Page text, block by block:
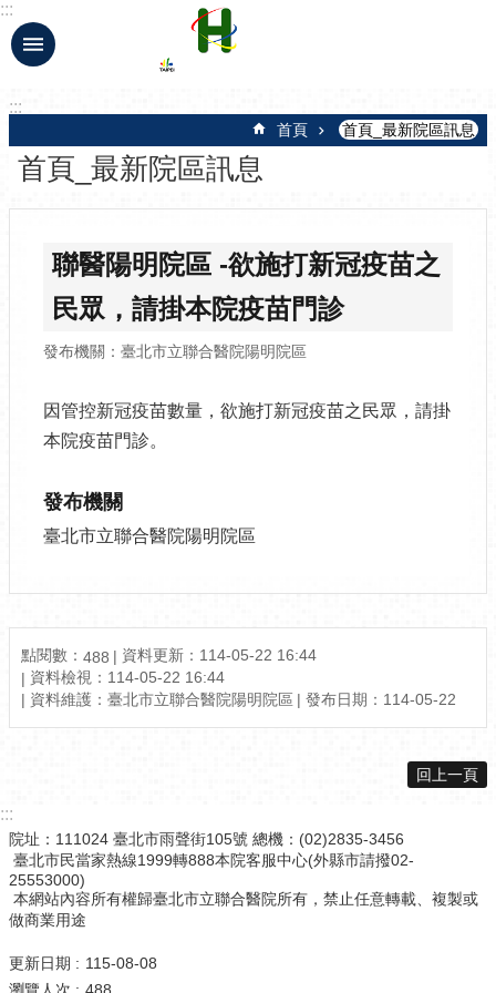
跳到主要內容區塊
:::
:::
首頁 首頁_最新院區訊息
首頁_最新院區訊息
聯醫陽明院區 -欲施打新冠疫苗之
民眾，請掛本院疫苗門診
發布機關：臺北市立聯合醫院陽明院區
因管控新冠疫苗數量，欲施打新冠疫苗之民眾，請掛
本院疫苗門診。
發布機關
臺北市立聯合醫院陽明院區
點閱數： 488
資料更新：114-05-22 16:44
資料檢視：114-05-22 16:44
資料維護：臺北市立聯合醫院陽明院區
發布日期：114-05-22
回上一頁
:::
院址：111024 臺北市雨聲街105號 總機：(02)2835-3456
臺北市民當家熱線1999轉888本院客服中心(外縣市請撥02-
25553000)
本網站內容所有權歸臺北市立聯合醫院所有，禁止任意轉載、複製或
做商業用途
更新日期
115-08-08
瀏覽人次
488